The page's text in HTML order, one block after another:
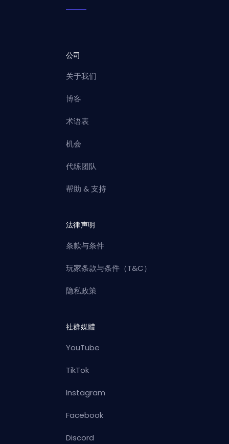
公司
关于我们
博客
术语表
机会
代练团队
帮助 & 支持
法律声明
条款与条件
玩家条款与条件（T&C）
隐私政策
社群媒體
YouTube
TikTok
Instagram
Facebook
Discord